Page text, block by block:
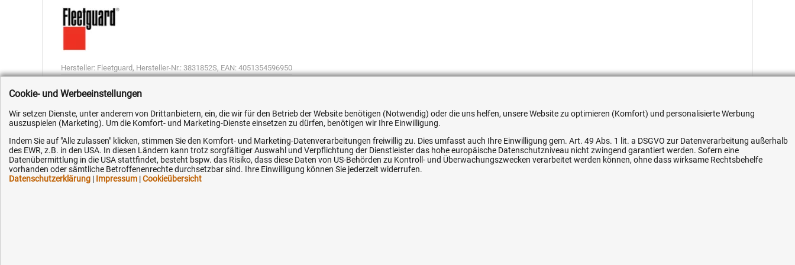
Hersteller: Fleetguard , Hersteller-Nr.: 3831852S, EAN: 4051354596950
Kundenhotline (Festnetz):
+49 (0) 5351 - 523 520
Hilfe & Service
Versandkosten
Ihre Hytec-Hydraulik Vorteile
Schneller Versand, meist am selben Tag
Flexible Zahlung
Cookie- und Werbeeinstellungen
Wir setzen Dienste, unter anderem von Drittanbietern, ein, die wir für den Betrieb der Website benötigen (Notwendig) oder die uns helfen, unsere Website zu optimieren (Komfort) und personalisierte Werbung
auszuspielen (Marketing). Um die Komfort- und Marketing-Dienste einsetzen zu dürfen, benötigen wir Ihre Einwilligung.
Indem Sie auf "Alle zulassen" klicken, stimmen Sie den Komfort- und Marketing-Datenverarbeitungen freiwillig zu. Dies umfasst auch Ihre Einwilligung gem. Art. 49 Abs. 1 lit. a DSGVO zur Datenverarbeitung außerhalb
des EWR, z.B. in den USA. In diesen Ländern kann trotz sorgfältiger Auswahl und Verpflichtung der Dienstleister das hohe europäische Datenschutzniveau nicht zwingend garantiert werden. Sofern eine
Datenübermittlung in die USA stattfindet, besteht bspw. das Risiko, dass diese Daten von US-Behörden zu Kontroll- und Überwachungszwecken verarbeitet werden können, ohne dass wirksame Rechtsbehelfe
vorhanden oder sämtliche Betroffenenrechte durchsetzbar sind. Ihre Einwilligung können Sie jederzeit widerrufen.
Datenschutzerklärung | Impressum |Cookieübersicht